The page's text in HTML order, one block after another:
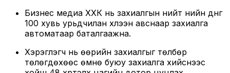
Бизнес медиа ХХК нь захиалгын нийт үнийн дүнг
100 хувь урьдчилан хүлээн авснаар захиалга
автоматаар баталгаажна.
Хэрэглэгч нь өөрийн захиалгыг төлбөр
төлөгдөхөөс өмнө буюу захиалга хийснээс